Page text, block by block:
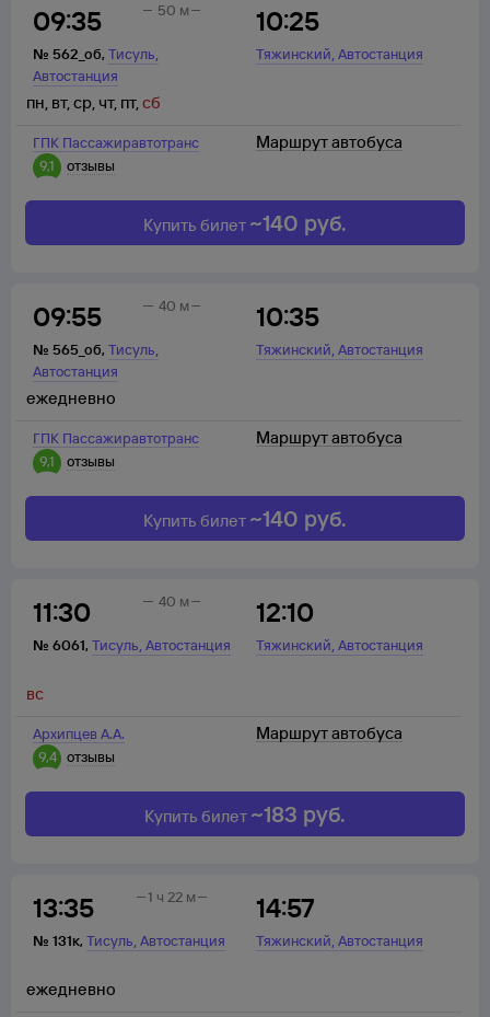
09:35
№ 562_об, Тисуль,
Автостанция
10:25
Тяжинский,Автостанция
50 м
ГПК Пассажиравтотранс
9,1
отзывы
пн, вт,ср, чт, пт,сб
Маршрут автобуса
Купить билет ~140 руб.
09:55
№ 565_об, Тисуль,
Автостанция
10:35
Тяжинский,Автостанция
40 м
ГПК Пассажиравтотранс
9,1
отзывы
ежедневно
Маршрут автобуса
Купить билет ~140 руб.
11:30
№ 6061, Тисуль,Автостанция
12:10
Тяжинский,Автостанция
40 м
Архипцев А.А.
9,4 отзывы
вс
Маршрут автобуса
Купить билет ~183 руб.
13:35
№ 131к, Тисуль,Автостанция
14:57
Тяжинский,Автостанция
1 ч 22 м
ежедневно